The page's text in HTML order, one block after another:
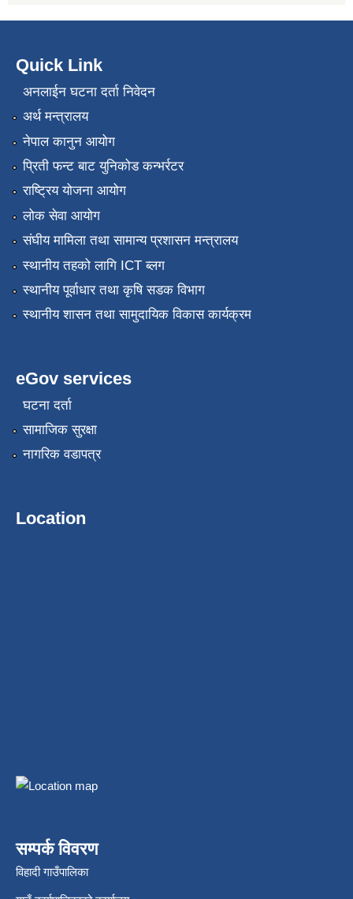
Quick Link
अनलाईन घटना दर्ता निवेदन
अर्थ मन्त्रालय
नेपाल कानुन आयोग
प्रिती फन्ट बाट युनिकोड कन्भर्रटर
राष्ट्रिय योजना आयोग
लोक सेवा आयोग
संघीय मामिला तथा सामान्य प्रशासन मन्त्रालय
स्थानीय तहको लागि ICT ब्लग
स्थानीय पूर्वाधार तथा कृषि सडक विभाग
स्थानीय शासन तथा सामुदायिक विकास कार्यक्रम
eGov services
घटना दर्ता
सामाजिक सुरक्षा
नागरिक वडापत्र
Location
सम्पर्क विवरण
विहादी गाउँपालिका